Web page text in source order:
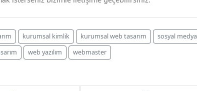
kurumsal kimlik kurumsal web tasarım
sosyal medya
web yazılım webmaster